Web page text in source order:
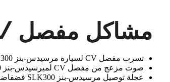
مشاكل مفصل CV في مرسيدس-بنز SLK300 التي نتعامل معها
تسرب مفصل CV لسيارة مرسيدس-بنز SLK300
صوت مزعج من مفصل CV لميرسيدس-بنز SLK300
عجلة توصيل مرسيدس-بنز SLK300 فضفاضة